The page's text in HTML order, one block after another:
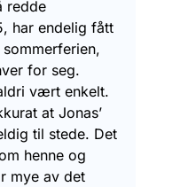
redde
har endelig fått
for seg.
vært enkelt.
at Jonas’
til stede. Det
henne og
mye av det